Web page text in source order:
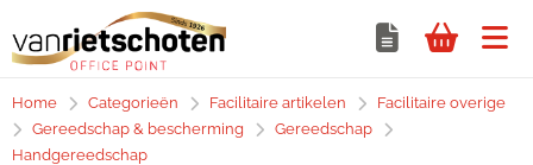
Home Categorieën Facilitaire artikelen
Facilitaire overige
Gereedschap & bescherming
Gereedschap
Handgereedschap